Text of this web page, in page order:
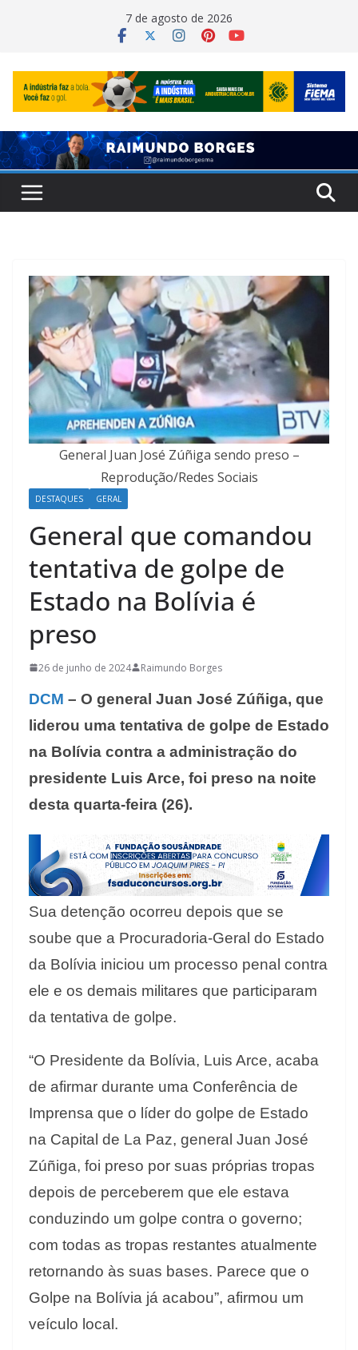
7 de agosto de 2026
General Juan José Zúñiga sendo preso –
Reprodução/Redes Sociais
DESTAQUES GERAL
General que comandou
tentativa de golpe de
Estado na Bolívia é
preso
26 de junho de 2024 Raimundo Borges
DCM – O general Juan José Zúñiga, que
liderou uma tentativa de golpe de Estado
na Bolívia contra a administração do
presidente Luis Arce, foi preso na noite
desta quarta-feira (26).
Sua detenção ocorreu depois que se
soube que a Procuradoria-Geral do Estado
da Bolívia iniciou um processo penal contra
ele e os demais militares que participaram
da tentativa de golpe.
“O Presidente da Bolívia, Luis Arce, acaba
de afirmar durante uma Conferência de
Imprensa que o líder do golpe de Estado
na Capital de La Paz, general Juan José
Zúñiga, foi preso por suas próprias tropas
depois de perceberem que ele estava
conduzindo um golpe contra o governo;
com todas as tropas restantes atualmente
retornando às suas bases. Parece que o
Golpe na Bolívia já acabou”, afirmou um
veículo local.